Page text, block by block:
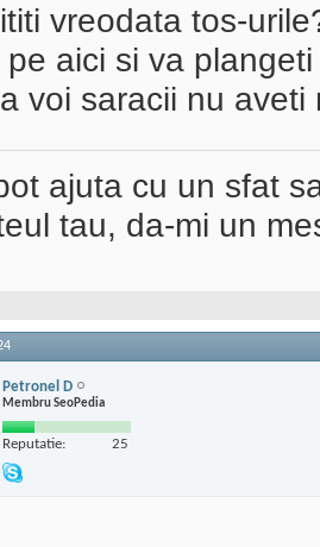
vreodata tos-
aici si va
voi saracii nu
ajuta cu un sfat
tau, da-mi un
Petronel D
Membru SeoPedia
Reputatie: 25